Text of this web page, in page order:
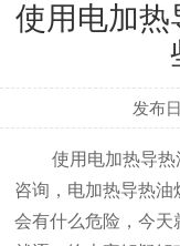
使用电加热
发布
使用 电加热导热
咨询， 电加热导热油
会有什么危险，今天